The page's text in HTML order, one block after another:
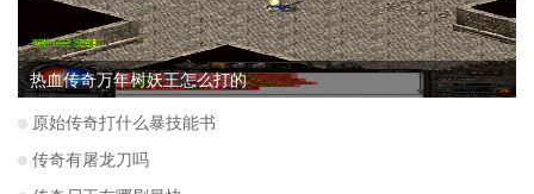
热血传奇万年树妖王怎么打的
原始传奇打什么暴技能书
传奇有屠龙刀吗